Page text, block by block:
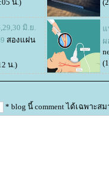
น.)
มิ.ย.
สองแผ่น
น.)
* blog นี้ comment ได้เฉพาะส